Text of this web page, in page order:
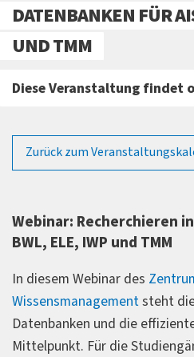
DATENBANKEN FÜR
UND TMM
Diese Veranstaltung findet
Zurück zum
Webinar: Recherchieren
BWL, ELE, IWP und TMM
In diesem Webinar des
Wissensmanagementsteht
Datenbanken und die
Mittelpunkt. Für die